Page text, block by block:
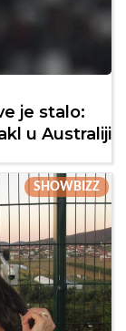
je stalo:
u Australiji
SHOWBIZZ